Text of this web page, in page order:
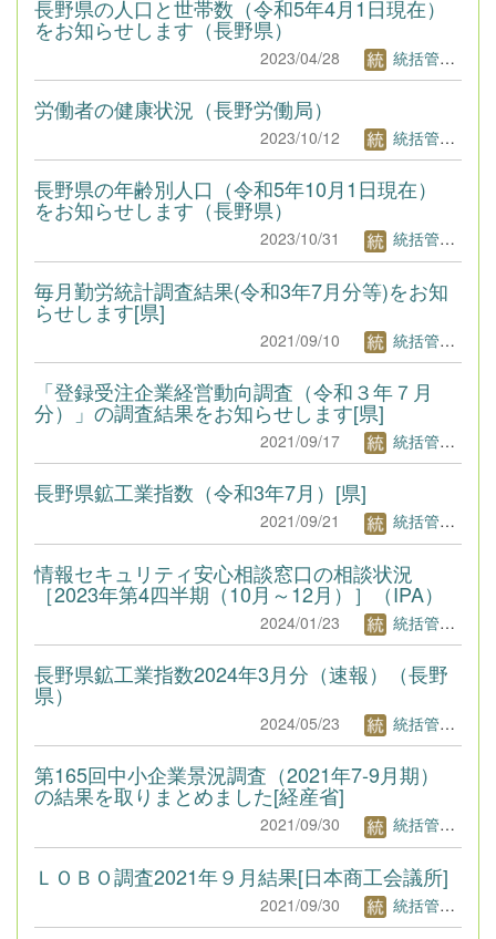
長野県の人口と世帯数（令和5年4月1日現在）
をお知らせします（長野県）
2023/04/28 統括管理者1
労働者の健康状況（長野労働局）
2023/10/12 統括管理者1
長野県の年齢別人口（令和5年10月1日現在）
をお知らせします（長野県）
2023/10/31 統括管理者1
毎月勤労統計調査結果(令和3年7月分等)をお知
らせします[県]
2021/09/10 統括管理者1
「登録受注企業経営動向調査（令和３年７月
分）」の調査結果をお知らせします[県]
2021/09/17 統括管理者1
長野県鉱工業指数（令和3年7月）[県]
2021/09/21 統括管理者1
情報セキュリティ安心相談窓口の相談状況
［2023年第4四半期（10月～12月）］（IPA）
2024/01/23 統括管理者1
長野県鉱工業指数2024年3月分（速報）（長野
県）
2024/05/23 統括管理者1
第165回中小企業景況調査（2021年7-9月期）
の結果を取りまとめました[経産省]
2021/09/30 統括管理者1
ＬＯＢＯ調査2021年９月結果[日本商工会議所]
2021/09/30 統括管理者1